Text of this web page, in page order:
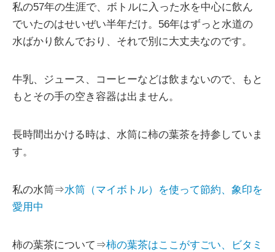
私の57年の生涯で、ボトルに入った水を中心に飲ん
でいたのはせいぜい半年だけ。56年はずっと水道の
水ばかり飲んでおり、それで別に大丈夫なのです。
牛乳、ジュース、コーヒーなどは飲まないので、もと
もとその手の空き容器は出ません。
長時間出かける時は、水筒に柿の葉茶を持参していま
す。
私の水筒⇒水筒（マイボトル）を使って節約、象印を
愛用中
柿の葉茶について⇒柿の葉茶はここがすごい、ビタミ